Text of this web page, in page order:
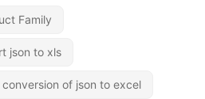
Family
json to xls
conversion of json to excel